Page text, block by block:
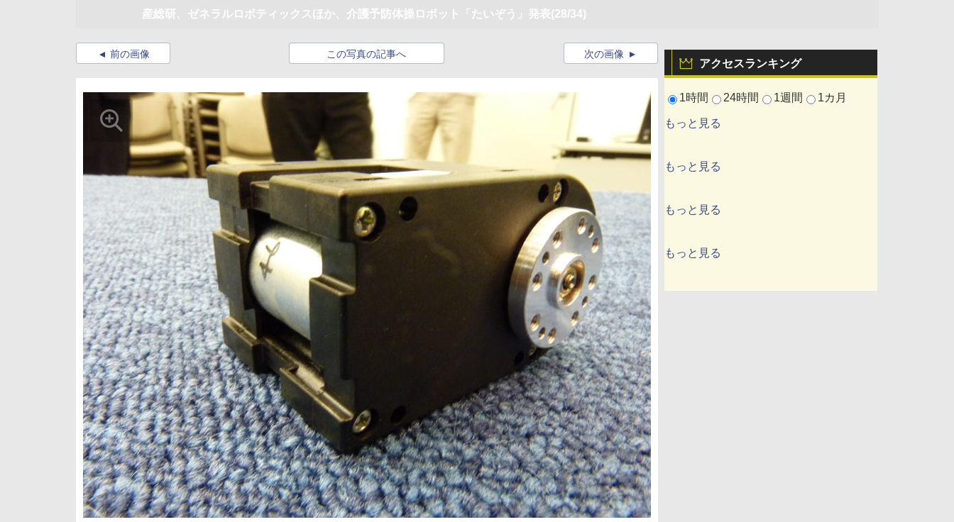
産総研、ゼネラルロボティックスほか、介護予防体操ロボット「たいぞう」発表(28/34)
アクセスランキング
1時間 24時間 1週間 1カ月
もっと見る
もっと見る
もっと見る
もっと見る
前の画像 この写真の記事へ 次の画像